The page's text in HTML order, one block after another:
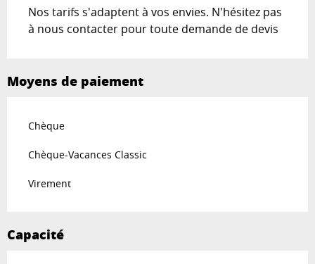
Nos tarifs s'adaptent à vos envies. N'hésitez pas
à nous contacter pour toute demande de devis
Moyens de paiement
Chèque
Chèque-Vacances Classic
Virement
Capacité